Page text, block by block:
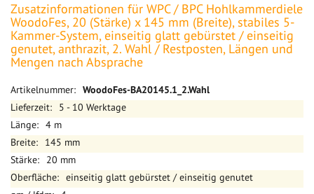
Zusatzinformationen für WPC / BPC Hohlkammerdiele
WoodoFes, 20 (Stärke) x 145 mm (Breite), stabiles 5-
Kammer-System, einseitig glatt gebürstet / einseitig
genutet, anthrazit, 2. Wahl / Restposten, Längen und
Mengen nach Absprache
Mehr
Informationen
WoodoFes-BA20145.1_2.Wahl
5 - 10 Werktage
4 m
145 mm
20 mm
einseitig glatt gebürstet / einseitig genutet